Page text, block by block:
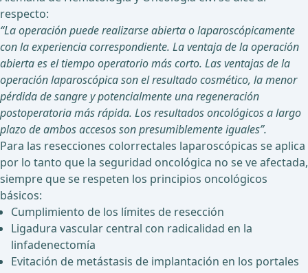
respecto:
“La operación puede realizarse abierta o laparoscópicamente
con la experiencia correspondiente. La ventaja de la operación
abierta es el tiempo operatorio más corto. Las ventajas de la
operación laparoscópica son el resultado cosmético, la menor
pérdida de sangre y potencialmente una regeneración
postoperatoria más rápida. Los resultados oncológicos a largo
plazo de ambos accesos son presumiblemente iguales”.
Para las resecciones colorrectales laparoscópicas se aplica
por lo tanto que la seguridad oncológica no se ve afectada,
siempre que se respeten los principios oncológicos
básicos:
Cumplimiento de los límites de resección
Ligadura vascular central con radicalidad en la
linfadenectomía
Evitación de metástasis de implantación en los portales